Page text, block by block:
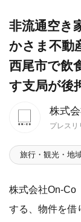
株式
プレスリ
非流通空き
かさま不動
西尾市で飲
す支局が後
旅行・観光・地
株式会社On-Co
する、物件を借